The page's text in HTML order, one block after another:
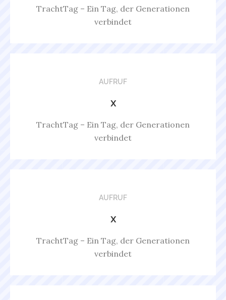
TrachtTag – Ein Tag, der Generationen
verbindet
AUFRUF
x
TrachtTag – Ein Tag, der Generationen
verbindet
AUFRUF
x
TrachtTag – Ein Tag, der Generationen
verbindet